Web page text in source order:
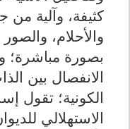
كثيفة، وآلية من
والأحلام،
بصورة
الانفصال بين
الكونية؛ تقول
الاستهلالي